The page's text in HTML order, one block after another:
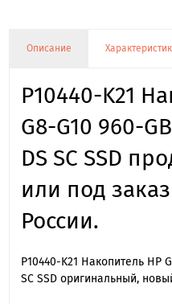
Описание
P10440-K21
G8-G10 960-
DS SC SSD
или под
России.
P10440-K21 Накопитель HP
SC SSD оригинальный,